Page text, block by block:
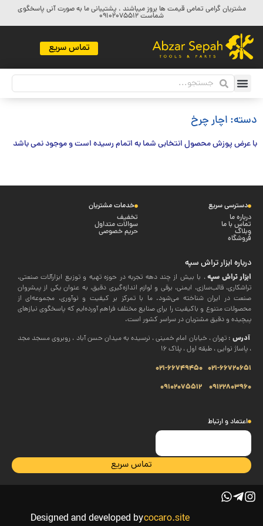
مشتریان گرامی تمامی قیمت ها بروز میباشند ، پشتیبانی ما به صورت آنی پاسخگوی
شماست 09102075512
تماس سریع
دسته: اچار چرخ
با عرض پوزش محصول انتخابی شما به اتمام رسیده است و موجود نمی باشد
دسترسی سریع
درباره ما
تماس با ما
وبلاگ
فروشگاه
خدمات مشتریان
تخفیف
سوالات متداول
حریم خصوصی
درباره ابزار تراش سپه
ابزار تراش سپه، با بیش از چند دهه تجربه در حوزه تهیه و توزیع ابزارآلات صنعتی،
تراشکاری، قالب‌سازی، ایمنی، برقی و لوازم اندازه‌گیری دقیق، به عنوان یکی از پیشروان
صنعت در ایران شناخته می‌شود. ما با تمرکز بر کیفیت و نوآوری، مجموعه‌ای از
محصولات متنوع و باکیفیت را برای صنایع مختلف فراهم آورده‌ایم که پاسخگوی نیازهای
پیچیده و دقیق مشتریان در سراسر کشور است.
آدرس : تهران ، خیابان امام خمینی ، نرسیده به میدان حسن آباد ، روبروی مسجد مجد
، پاساژ نوایی ، طبقه اول ، پلاک 16
021-66720651
021-66749450
09122803960
09102075512
اعتماد و ارتباط
تماس سریع
Designed and developed bycocaro.site